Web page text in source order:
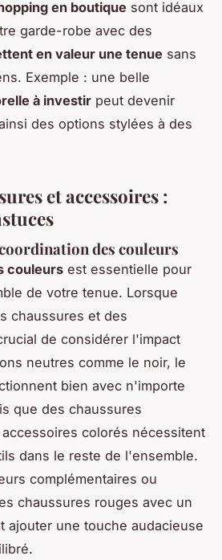
en boutique sont idéaux
garde-robe avec des
en valeur une tenue sans
Exemple : une belle
à investir peut devenir
des options stylées à des
et accessoires :
des couleurs
couleurs est essentielle pour
de votre tenue. Lorsque
chaussures et des
de considérer l'impact
neutres comme le noir, le
bien avec n'importe
que des chaussures
colorés nécessitent
dans le reste de l'ensemble.
complémentaires ou
chaussures rouges avec un
ajouter une touche audacieuse